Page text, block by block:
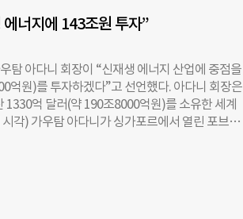
에너지에 143조원 투자”
탐 아다니 회장이 “신재생 에너지 산업에 중점을
억원)를 투자하겠다”고 선언했다. 아다니 회장은
1330억 달러(약 190조8000억원)를 소유한 세계
각) 가우탐 아다니가 싱가포르에서 열린 포브스